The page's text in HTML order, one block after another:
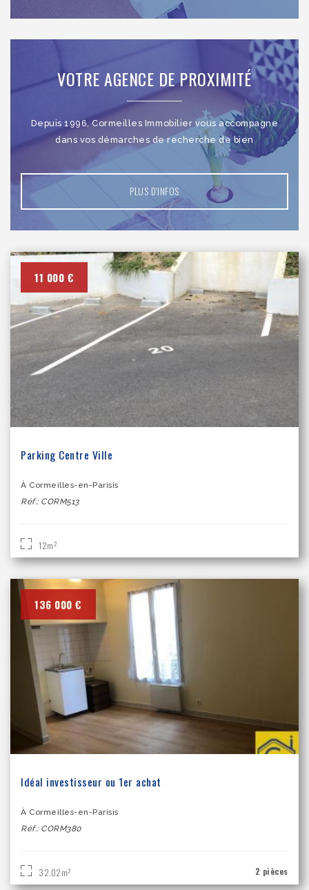
VOTRE AGENCE DE PROXIMITÉ
Depuis 1996, Cormeilles Immobilier vous accompagne
dans vos démarches de recherche de bien
PLUS D'INFOS
11 000 €
Parking Centre Ville
À Cormeilles-en-Parisis
Réf.: CORM513
12m2
136 000 €
Idéal investisseur ou 1er achat
À Cormeilles-en-Parisis
Réf.: CORM380
32.02m2 2 pièces